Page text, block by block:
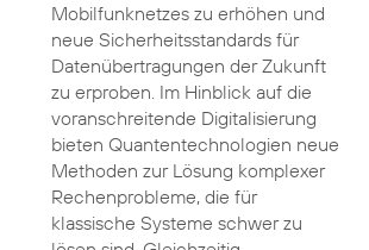
Mobilfunknetzes zu erhöhen und
neue Sicherheitsstandards für
Datenübertragungen der Zukunft
zu erproben. Im Hinblick auf die
voranschreitende Digitalisierung
bieten Quantentechnologien neue
Methoden zur Lösung komplexer
Rechenprobleme, die für
klassische Systeme schwer zu